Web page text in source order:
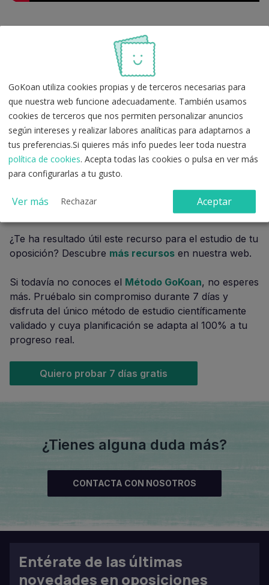
Descarga ya el esquema del
Descarga ya el esquema sobre la composición y los
mandatos del Consejo General del Poder Judicial y del
Tribunal Constitucional, puedes usarlo online o
imprimirlo y guardarlo junto con tus apuntes de la Ley
39/2015
Descargar Esquema de la CE: CGPJ y
¿Te ha resultado útil este recurso para el estudio de tu
oposición? Descubre más recursos en nuestra web.
Si todavía no conoces el Método GoKoan, no esperes
más. Pruébalo sin compromiso durante 7 días y
disfruta del único método de estudio científicamente
validado y cuya planificación se adapta al 100% a tu
progreso real.
Quiero probar 7 días gratis
¿Tienes alguna duda más?
CONTACTA CON NOSOTROS
Entérate de las últimas
novedades en oposiciones
GoKoan utiliza cookies propias y de terceros necesarias para
que nuestra web funcione adecuadamente. También usamos
cookies de terceros que nos permiten personalizar anuncios
según intereses y realizar labores analíticas para adaptarnos a
tus preferencias.Si quieres más info puedes leer toda nuestra
política de cookies. Acepta todas las cookies o pulsa en ver más
para configurarlas a tu gusto.
Ver más Rechazar Aceptar